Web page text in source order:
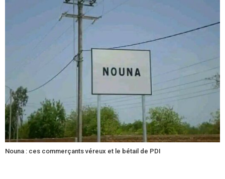
Nouna : ces commerçants véreux et le bétail de PDI